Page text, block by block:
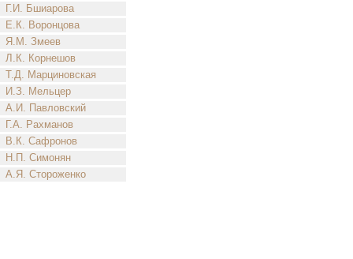
Г.И. Бшиарова
Е.К. Воронцова
Я.М. Змеев
Л.К. Корнешов
Т.Д. Марциновская
И.З. Мельцер
А.И. Павловский
Г.А. Рахманов
В.К. Сафронов
Н.П. Симонян
А.Я. Стороженко